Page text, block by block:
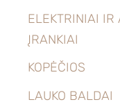
ELEKTRINIAI IR
ĮRANKIAI
KOPĖČIOS
LAUKO BALDAI